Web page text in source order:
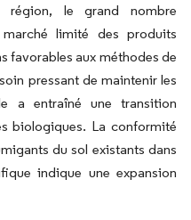
le grand nombre
limité des produits
favorables aux méthodes de
pressant de maintenir les
a entraîné une transition
biologiques. La conformité
du sol existants dans
indique une expansion